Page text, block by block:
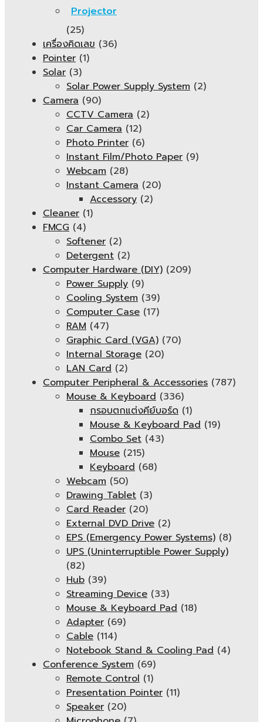
Projector
(25)
เครื่องคิดเลข (36)
Pointer (1)
Solar (3)
Solar Power Supply System (2)
Camera (90)
CCTV Camera (2)
Car Camera (12)
Photo Printer (6)
Instant Film/Photo Paper (9)
Webcam (28)
Instant Camera (20)
Accessory (2)
Cleaner (1)
FMCG (4)
Softener (2)
Detergent (2)
Computer Hardware (DIY) (209)
Power Supply (9)
Cooling System (39)
Computer Case (17)
RAM (47)
Graphic Card (VGA) (70)
Internal Storage (20)
LAN Card (2)
Computer Peripheral & Accessories (787)
Mouse & Keyboard (336)
กรอบตกแต่งคีย์บอร์ด (1)
Mouse & Keyboard Pad (19)
Combo Set (43)
Mouse (215)
Keyboard (68)
Webcam (50)
Drawing Tablet (3)
Card Reader (20)
External DVD Drive (2)
EPS (Emergency Power Systems) (8)
UPS (Uninterruptible Power Supply)
(82)
Hub (39)
Streaming Device (33)
Mouse & Keyboard Pad (18)
Adapter (69)
Cable (114)
Notebook Stand & Cooling Pad (4)
Conference System (69)
Remote Control (1)
Presentation Pointer (11)
Speaker (20)